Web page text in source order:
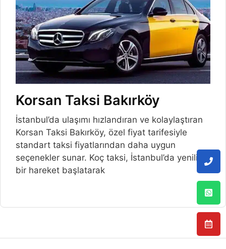
Korsan Taksi Bakırköy
İstanbul’da ulaşımı hızlandıran ve kolaylaştıran
Korsan Taksi Bakırköy, özel fiyat tarifesiyle
standart taksi fiyatlarından daha uygun
seçenekler sunar. Koç taksi, İstanbul’da yenilikçi
bir hareket başlatarak